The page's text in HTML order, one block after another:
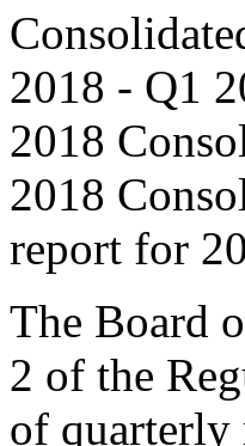
2018 - Q1
2018
2018
report for
The Board
2 of the
of quarterly